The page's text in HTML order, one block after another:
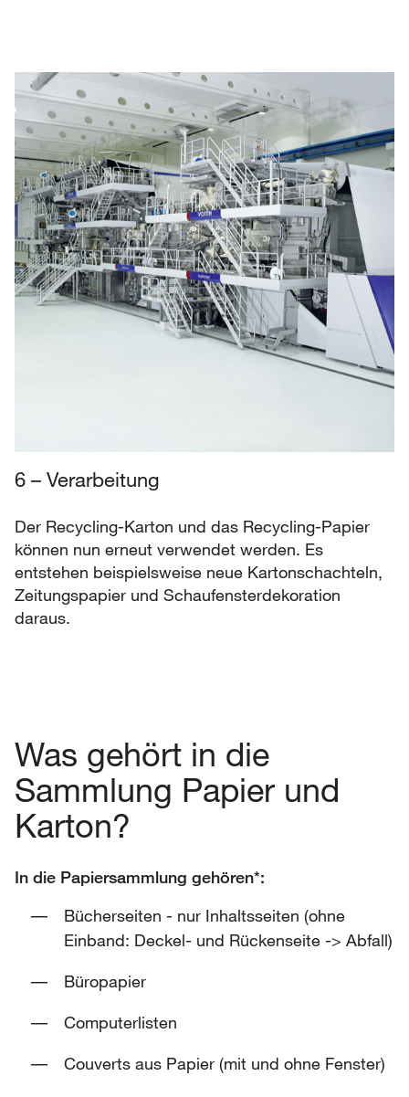
6 – Verarbeitung
Der Recycling-Karton und das Recycling-Papier
können nun erneut verwendet werden. Es
entstehen beispielsweise neue Kartonschachteln,
Zeitungspapier und Schaufensterdekoration
daraus.
Was gehört in die
Sammlung Papier und
Karton?
In die Papiersammlung gehören*:
Bücherseiten - nur Inhaltsseiten (ohne
Einband: Deckel- und Rückenseite -> Abfall)
Büropapier
Computerlisten
Couverts aus Papier (mit und ohne Fenster)